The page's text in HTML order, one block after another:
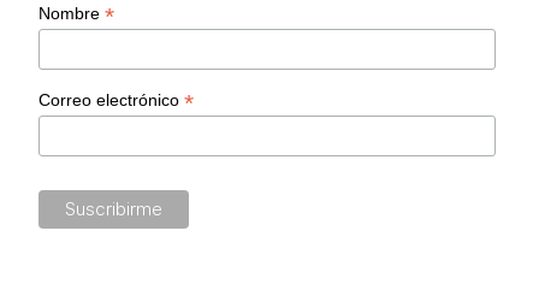
Nombre*
Correo electrónico*